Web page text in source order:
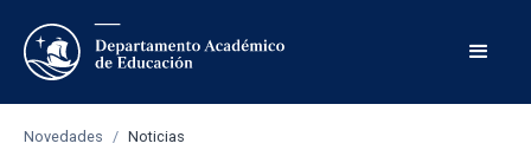
Novedades / Noticias